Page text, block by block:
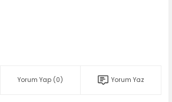
Yorum Yap (0) Yorum Yaz